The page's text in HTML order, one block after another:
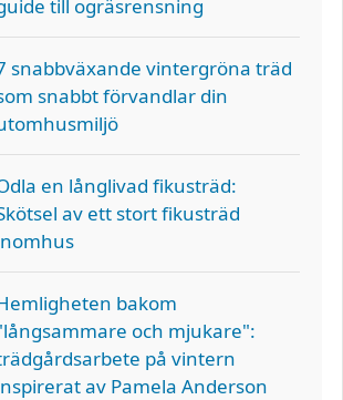
till ogräsrensning
snabbväxande vintergröna träd
snabbt förvandlar din
en långlivad fikusträd:
av ett stort fikusträd
bakom
och mjukare":
på vintern
av Pamela Anderson